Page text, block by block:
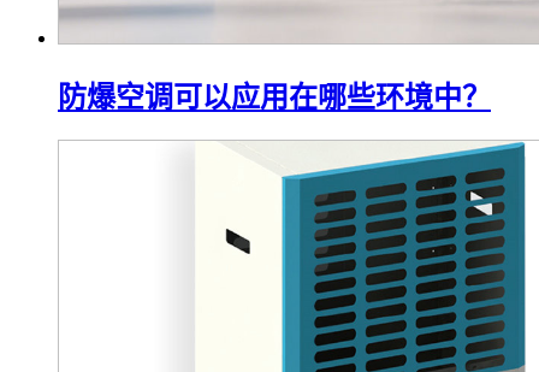
防爆空调可以应用在哪些环境中？